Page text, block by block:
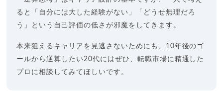
ると「自分には大した経験がない」「どうせ無理だろ
う」という自己評価の低さが邪魔をしてきます。
本来狙えるキャリアを見逃さないためにも、10年後のゴ
ールから逆算したい20代にはぜひ、転職市場に精通した
プロに相談してみてほしいです。